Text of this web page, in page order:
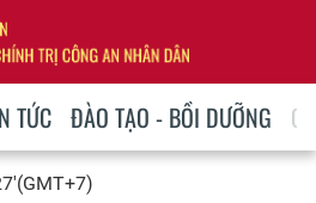
TỨC ĐÀO TẠO - BỒI DƯỠNG